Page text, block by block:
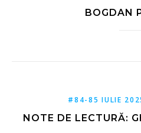
BOGDAN
#84-85 IULIE
NOTE DE LECTURĂ: